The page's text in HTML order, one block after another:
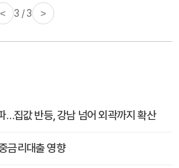
< 3 / 3 >
집값 반등, 강남 넘어 외곽까지 확산
금리대출 영향